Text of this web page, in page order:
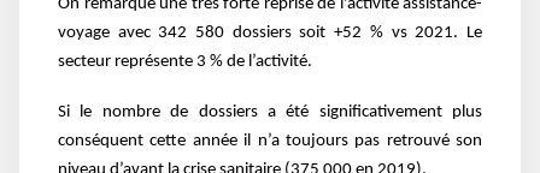
On remarque une très forte reprise de l'activité assistance-
voyage avec 342 580 dossiers soit +52 % vs 2021. Le
secteur représente 3 % de l’activité.
Si le nombre de dossiers a été significativement plus
conséquent cette année il n’a toujours pas retrouvé son